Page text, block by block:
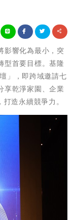
影響化為最小，突
型首要目標。基隆
」，即跨域邀請七
享乾淨家園、企業
造永續競爭力。